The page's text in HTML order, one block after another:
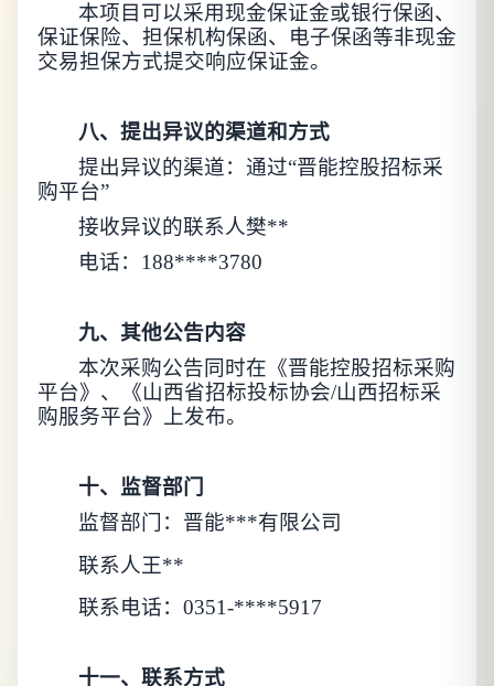
本项目可以采用现金保证金或银行保函、
保证保险、担保机构保函、电子保函等非现金
交易担保方式提交响应保证金。
八、提出异议的渠道和方式
提出异议的渠道：通过“晋能控股招标采
购平台”
接收异议的联系人樊**
电话： 188****3780
九、其他公告内容
本次采购公告同时在《晋能控股招标采购
平台》、《山西省招标投标协会/山西招标采
购服务平台》上发布。
十、监督部门
监督部门： 晋能***有限公司
联系人王**
联系电话：0351-****5917
十一、联系方式